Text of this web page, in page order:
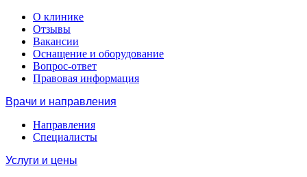
О клинике
Отзывы
Вакансии
Оснащение и оборудование
Вопрос-ответ
Правовая информация
Врачи и направления
Направления
Специалисты
Услуги и цены